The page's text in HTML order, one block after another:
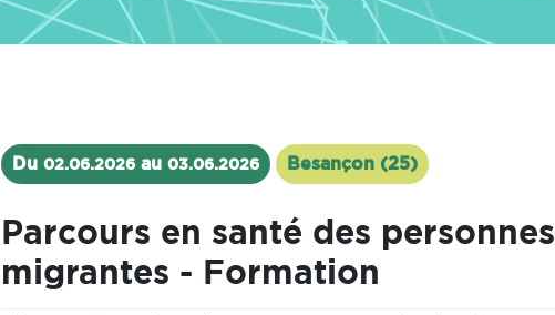
Du 02.06.2026au 03.06.2026 Besançon (25)
Parcours en santé des personnes
migrantes - Formation